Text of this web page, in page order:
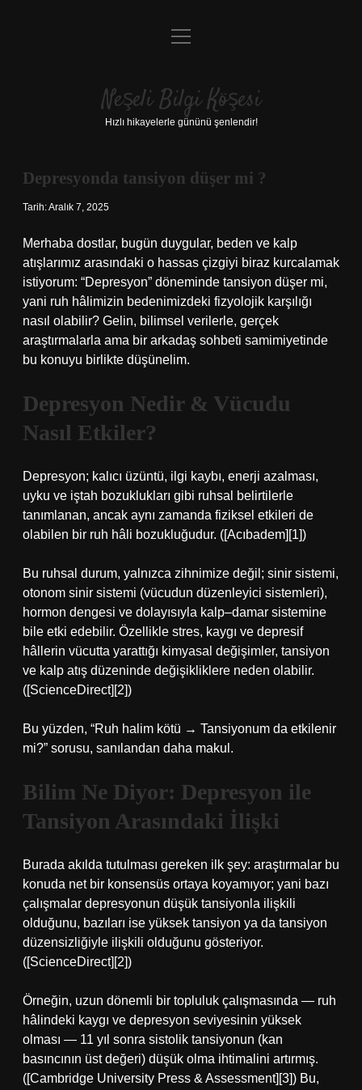
Anasayfa
Yasal Uyarı
menüyü
Neşeli Bilgi Köşesi
Hızlı hikayelerle gününü şenlendir!
Depresyonda tansiyon düşer mi ?
Tarih: Aralık 7, 2025
Merhaba dostlar, bugün duygular, beden ve kalp
atışlarımız arasındaki o hassas çizgiyi biraz kurcalamak
istiyorum: “Depresyon” döneminde tansiyon düşer mi,
yani ruh hâlimizin bedenimizdeki fizyolojik karşılığı
nasıl olabilir? Gelin, bilimsel verilerle, gerçek
araştırmalarla ama bir arkadaş sohbeti samimiyetinde
bu konuyu birlikte düşünelim.
Depresyon Nedir & Vücudu
Nasıl Etkiler?
Depresyon; kalıcı üzüntü, ilgi kaybı, enerji azalması,
uyku ve iştah bozuklukları gibi ruhsal belirtilerle
tanımlanan, ancak aynı zamanda fiziksel etkileri de
olabilen bir ruh hâli bozukluğudur. ([Acıbadem][1])
Bu ruhsal durum, yalnızca zihnimize değil; sinir sistemi,
otonom sinir sistemi (vücudun düzenleyici sistemleri),
hormon dengesi ve dolayısıyla kalp–damar sistemine
bile etki edebilir. Özellikle stres, kaygı ve depresif
hâllerin vücutta yarattığı kimyasal değişimler, tansiyon
ve kalp atış düzeninde değişikliklere neden olabilir.
([ScienceDirect][2])
Bu yüzden, “Ruh halim kötü → Tansiyonum da etkilenir
mi?” sorusu, sanılandan daha makul.
Bilim Ne Diyor: Depresyon ile
Tansiyon Arasındaki İlişki
Burada akılda tutulması gereken ilk şey: araştırmalar bu
konuda net bir konsensüs ortaya koyamıyor; yani bazı
çalışmalar depresyonun düşük tansiyonla ilişkili
olduğunu, bazıları ise yüksek tansiyon ya da tansiyon
düzensizliğiyle ilişkili olduğunu gösteriyor.
([ScienceDirect][2])
Örneğin, uzun dönemli bir topluluk çalışmasında — ruh
hâlindeki kaygı ve depresyon seviyesinin yüksek
olması — 11 yıl sonra sistolik tansiyonun (kan
basıncının üst değeri) düşük olma ihtimalini artırmış.
([Cambridge University Press & Assessment][3]) Bu,